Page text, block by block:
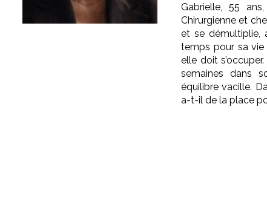
Gabrielle, 55
Chirurgienne et
et se démultiplie,
temps pour sa
elle doit
semaines dans
équilibre vacille.
a-t-il de la place